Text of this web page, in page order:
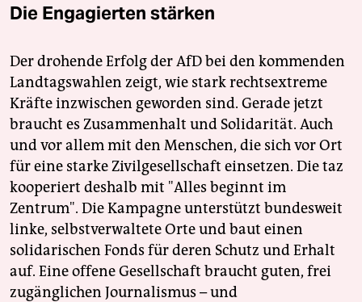
Die Engagierten stärken
Der drohende Erfolg der AfD bei den kommenden
Landtagswahlen zeigt, wie stark rechtsextreme
Kräfte inzwischen geworden sind. Gerade jetzt
braucht es Zusammenhalt und Solidarität. Auch
und vor allem mit den Menschen, die sich vor Ort
für eine starke Zivilgesellschaft einsetzen. Die taz
kooperiert deshalb mit "Alles beginnt im
Zentrum". Die Kampagne unterstützt bundesweit
linke, selbstverwaltete Orte und baut einen
solidarischen Fonds für deren Schutz und Erhalt
auf. Eine offene Gesellschaft braucht guten, frei
zugänglichen Journalismus – und